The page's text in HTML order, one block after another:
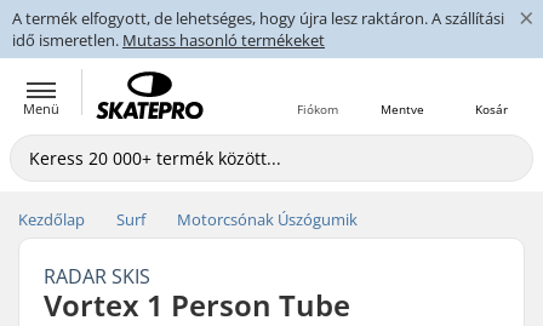
A termék elfogyott, de lehetséges, hogy újra lesz raktáron. A szállítási
idő ismeretlen. Mutass hasonló termékeket
×
Menü Kosár
Mentve
Fiókom
Kezdőlap Surf Motorcsónak Úszógumik
RADAR SKIS
Vortex 1 Person Tube